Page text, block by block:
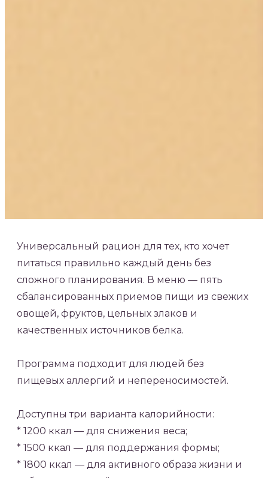
Универсальный рацион для тех, кто хочет
питаться правильно каждый день без
сложного планирования. В меню — пять
сбалансированных приемов пищи из свежих
овощей, фруктов, цельных злаков и
качественных источников белка.
Программа подходит для людей без
пищевых аллергий и непереносимостей.
Доступны три варианта калорийности:
* 1200 ккал — для снижения веса;
* 1500 ккал — для поддержания формы;
* 1800 ккал — для активного образа жизни и